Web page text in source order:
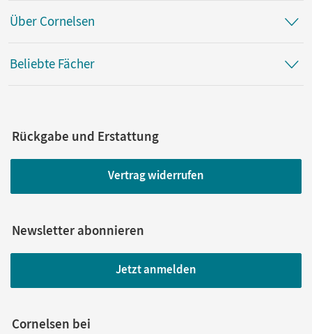
Über Cornelsen
Beliebte Fächer
Rückgabe und Erstattung
Vertrag widerrufen
Newsletter abonnieren
Jetzt anmelden
Cornelsen bei